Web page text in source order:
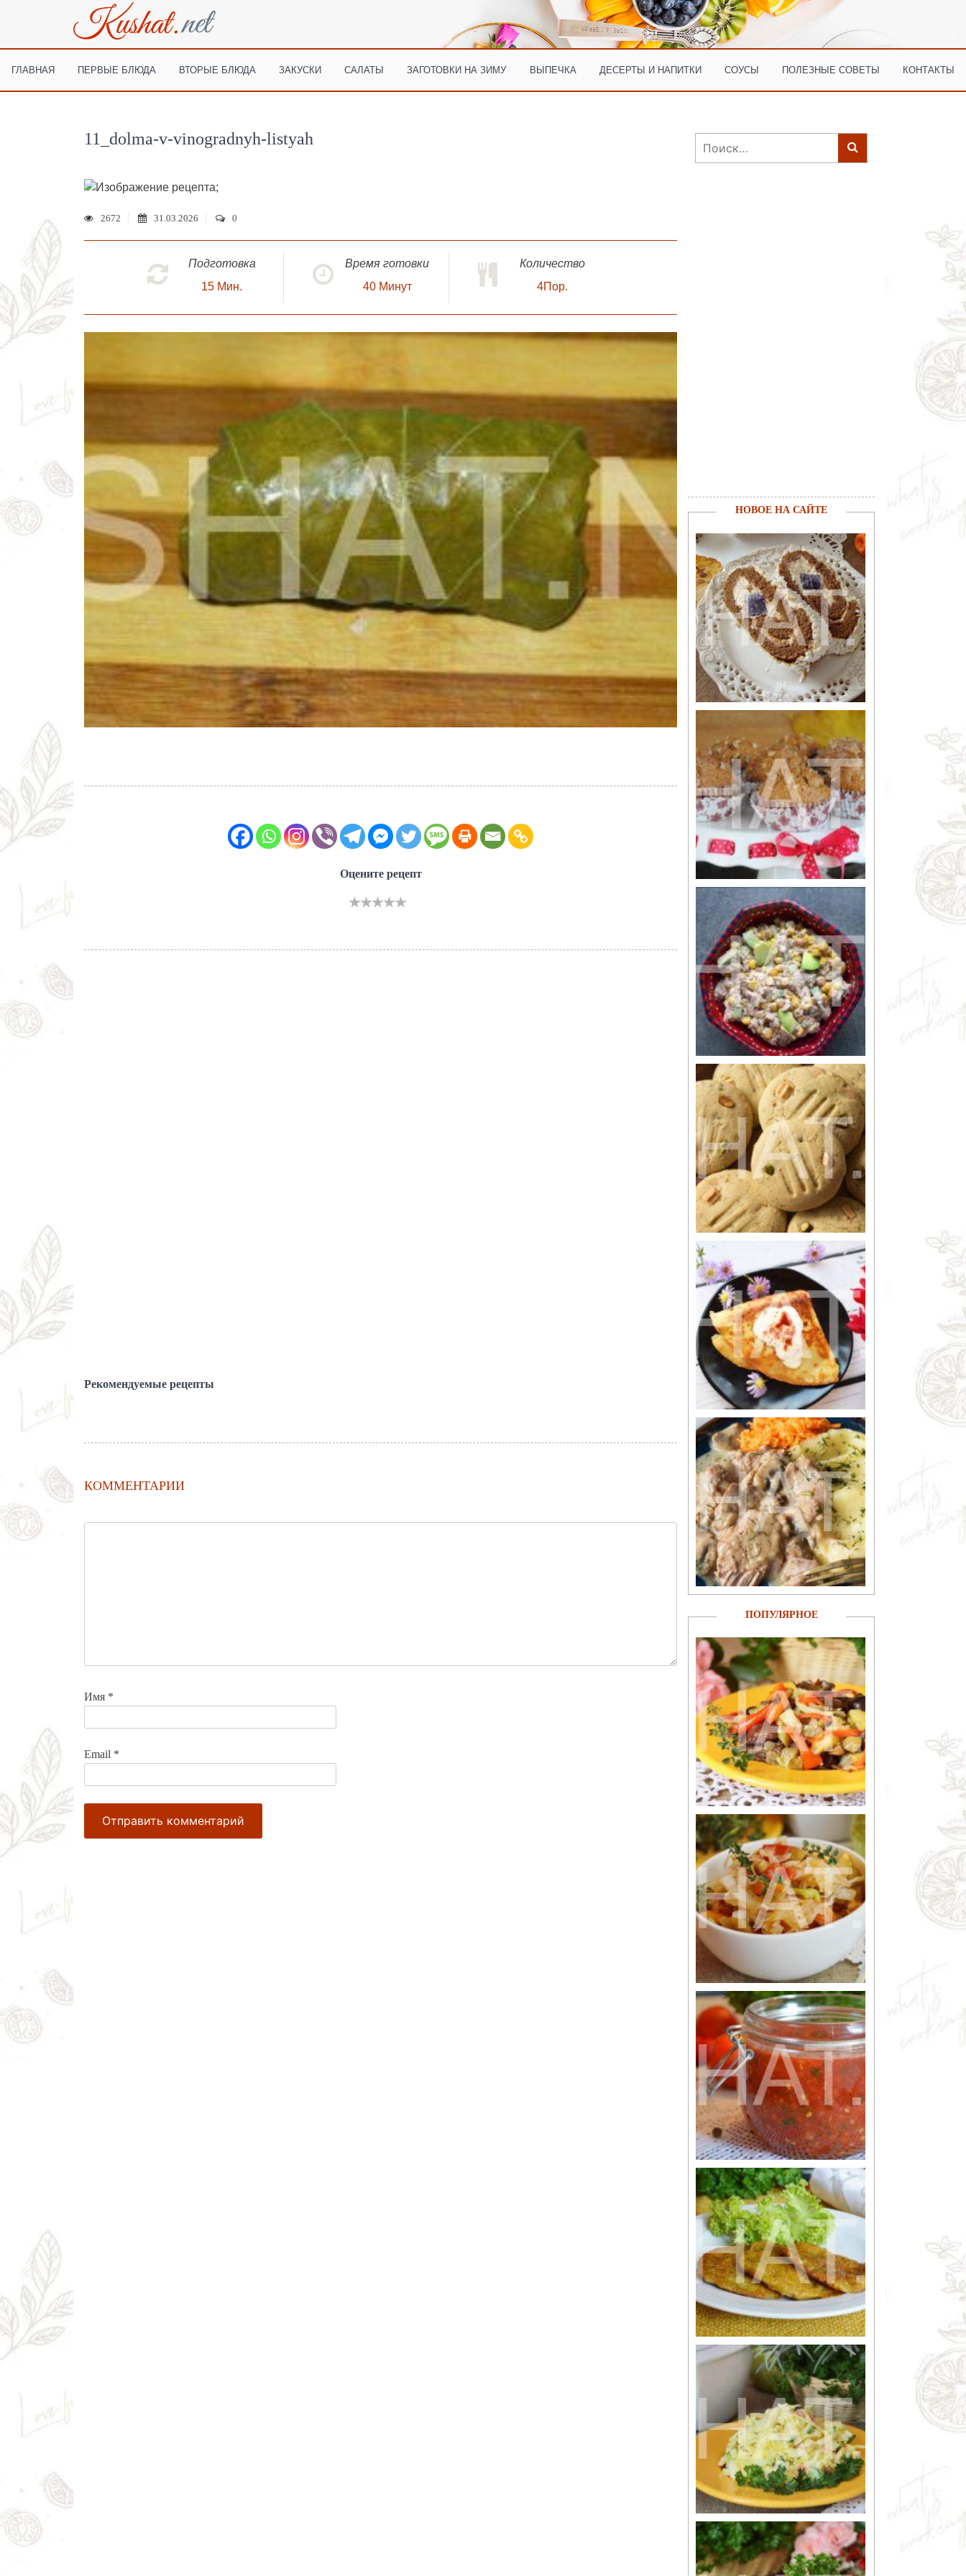
ГЛАВНАЯ ПЕРВЫЕ БЛЮДА ВТОРЫЕ БЛЮДА ЗАКУСКИ САЛАТЫ ЗАГОТОВКИ НА ЗИМУ ВЫПЕЧКА ДЕСЕРТЫ И НАПИТКИ СОУСЫ ПОЛЕЗНЫЕ СОВЕТЫ КОНТАКТЫ
11_dolma-v-vinogradnyh-listyah
;
2672 31.03.2026 0
Подготовка
15 Мин.
Время готовки
40 Минут
Количество
4Пор.
Оцените рецепт
Рекомендуемые рецепты
КОММЕНТАРИИ
Имя *
Email *
Найти:
НОВОЕ НА САЙТЕ
ПОПУЛЯРНОЕ